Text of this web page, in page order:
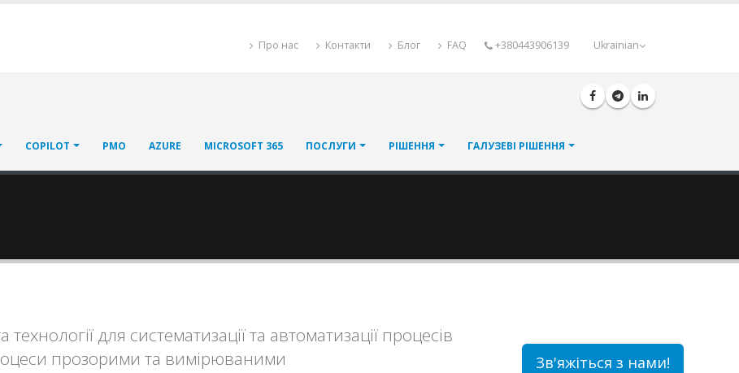
Ukrainian
Про нас Контакти Блог FAQ +380443906139
COPILOT PMO AZURE MICROSOFT 365 ПОСЛУГИ РІШЕННЯ ГАЛУЗЕВІ РІШЕННЯ
для систематизації та автоматизації процесів
прозорими та вимірюваними
Зв'яжіться з нами!